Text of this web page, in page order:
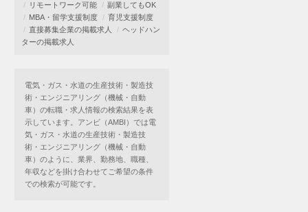
リモートワーク可能
副業してもOK
MBA・留学支援制度
育児支援制度
直接募集企業の掲載求人
ヘッドハン
ターの掲載求人
電気・ガス・水道の生産技術・製造技
術・エンジニアリング（機械・自動
車）の転職・求人情報の検索結果を表
示しています。アンビ（AMBI）では電
気・ガス・水道の生産技術・製造技
術・エンジニアリング（機械・自動
車）のように、業界、勤務地、職種、
年収などを掛け合わせてご希望の条件
での検索が可能です。